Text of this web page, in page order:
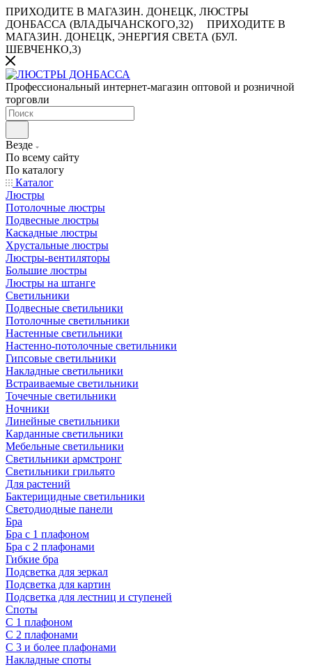
ПРИХОДИТЕ В МАГАЗИН. ДОНЕЦК, ЛЮСТРЫ
ДОНБАССА (ВЛАДЫЧАНСКОГО,32)
ПРИХОДИТЕ В
МАГАЗИН. ДОНЕЦК, ЭНЕРГИЯ СВЕТА (БУЛ.
ШЕВЧЕНКО,3)
Профессиональный интернет-магазин оптовой и розничной
торговли
Везде
По всему сайту
По каталогу
Каталог
Люстры
Потолочные люстры
Подвесные люстры
Каскадные люстры
Хрустальные люстры
Люстры-вентиляторы
Большие люстры
Люстры на штанге
Светильники
Подвесные светильники
Потолочные светильники
Настенные светильники
Настенно-потолочные светильники
Гипсовые светильники
Накладные светильники
Встраиваемые светильники
Точечные светильники
Ночники
Линейные светильники
Карданные светильники
Мебельные светильники
Светильники армстронг
Светильники грильято
Для растений
Бактерицидные светильники
Светодиодные панели
Бра
Бра с 1 плафоном
Бра с 2 плафонами
Гибкие бра
Подсветка для зеркал
Подсветка для картин
Подсветка для лестниц и ступеней
Споты
С 1 плафоном
С 2 плафонами
С 3 и более плафонами
Накладные споты